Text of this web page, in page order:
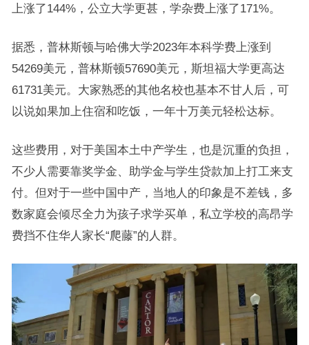
上涨了144%，公立大学更甚，学杂费上涨了171%。
据悉，普林斯顿与哈佛大学2023年本科学费上涨到
54269美元，普林斯顿57690美元，斯坦福大学更高达
61731美元。大家熟悉的其他名校也基本不甘人后，可
以说如果加上住宿和吃饭，一年十万美元轻松达标。
这些费用，对于美国本土中产学生，也是沉重的负担，
不少人需要靠奖学金、助学金与学生贷款加上打工来支
付。但对于一些中国中产，当地人的印象是不差钱，多
数家庭会倾尽全力为孩子求学买单，私立学校的高昂学
费挡不住华人家长“爬藤”的人群。